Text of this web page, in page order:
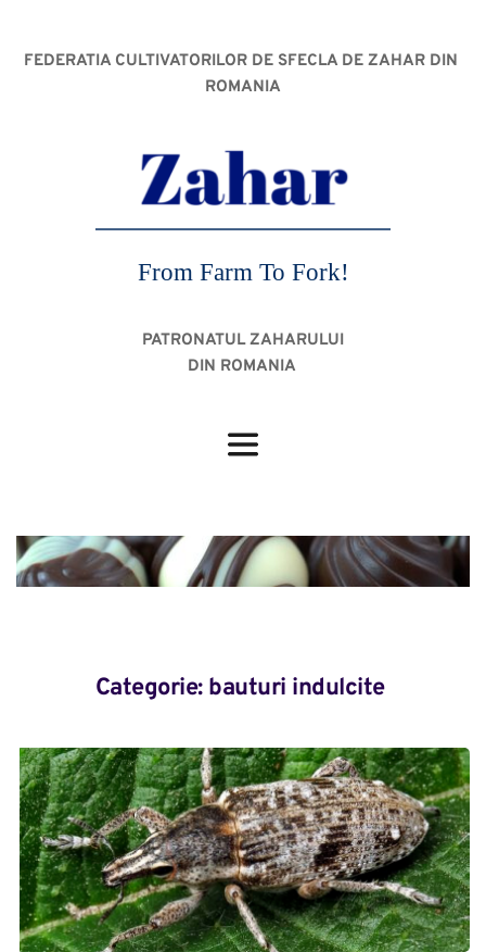
FEDERATIA CULTIVATORILOR DE SFECLA DE ZAHAR DIN
ROMANIA
From Farm To Fork!
PATRONATUL ZAHARULUI
DIN ROMANIA
Categorie: bauturi indulcite